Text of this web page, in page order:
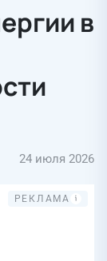
в
24 июля 2026